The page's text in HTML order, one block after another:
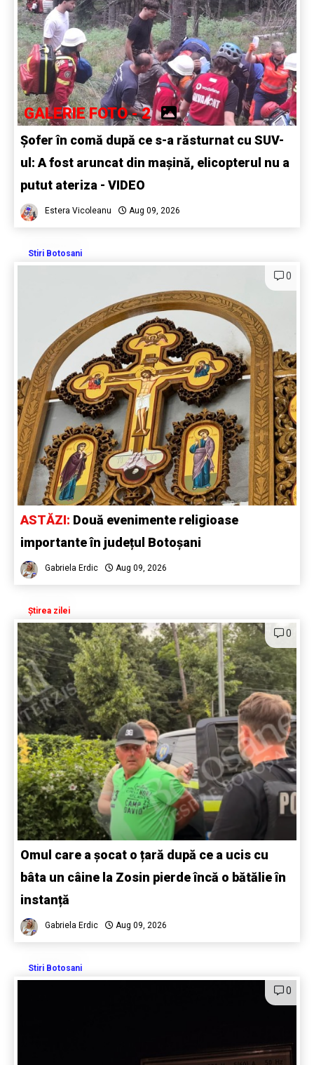
GALERIE FOTO - 2
Șofer în comă după ce s-a răsturnat cu SUV-
ul: A fost aruncat din mașină, elicopterul nu a
putut ateriza - VIDEO
Estera Vicoleanu Aug 09, 2026
Stiri Botosani
0
ASTĂZI: Două evenimente religioase
importante în județul Botoșani
Gabriela Erdic Aug 09, 2026
Știrea zilei
0
Omul care a șocat o țară după ce a ucis cu
bâta un câine la Zosin pierde încă o bătălie în
instanță
Gabriela Erdic Aug 09, 2026
Stiri Botosani
0